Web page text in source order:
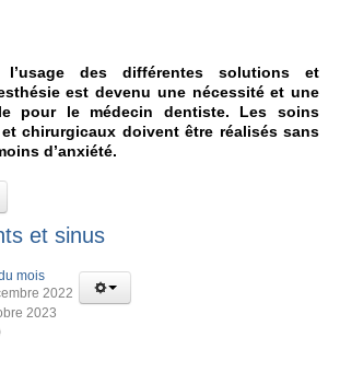
des différentes solutions et
est devenu une nécessité et une
pour le médecin dentiste. Les soins
chirurgicaux doivent être réalisés sans
d’anxiété.
et sinus
mois
2022
2023